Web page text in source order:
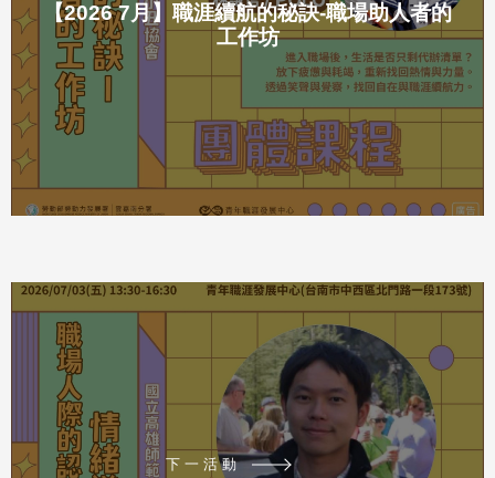
【2026 7月】職涯續航的秘訣-職場助人者的
工作坊
下一活動